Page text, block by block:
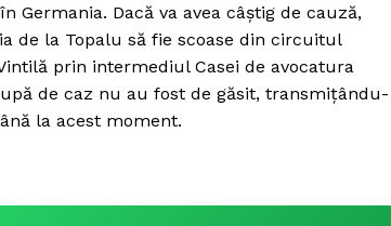
Germania. Dacă va avea câştig de cauză,
de la Topalu să fie scoase din circuitul
prin intermediul Casei de avocatura
de caz nu au fost de găsit, transmiţându-
la acest moment.